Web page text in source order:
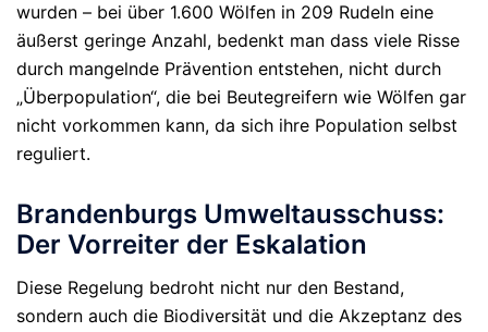
wurden – bei über 1.600 Wölfen in 209 Rudeln eine
äußerst geringe Anzahl, bedenkt man dass viele Risse
durch mangelnde Prävention entstehen, nicht durch
„Überpopulation“, die bei Beutegreifern wie Wölfen gar
nicht vorkommen kann, da sich ihre Population selbst
reguliert.
Brandenburgs Umweltausschuss:
Der Vorreiter der Eskalation
Diese Regelung bedroht nicht nur den Bestand,
sondern auch die Biodiversität und die Akzeptanz des